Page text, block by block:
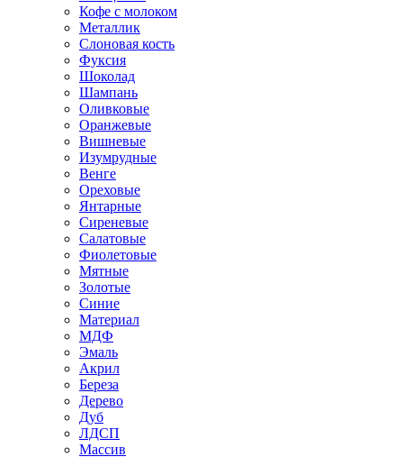
Кофе с молоком
Металлик
Слоновая кость
Фуксия
Шоколад
Шампань
Оливковые
Оранжевые
Вишневые
Изумрудные
Венге
Ореховые
Янтарные
Сиреневые
Салатовые
Фиолетовые
Мятные
Золотые
Синие
Материал
МДФ
Эмаль
Акрил
Береза
Дерево
Дуб
ЛДСП
Массив